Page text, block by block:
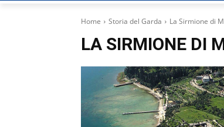
Home Storia del Garda La Sirmione di
LA SIRMIONE DI